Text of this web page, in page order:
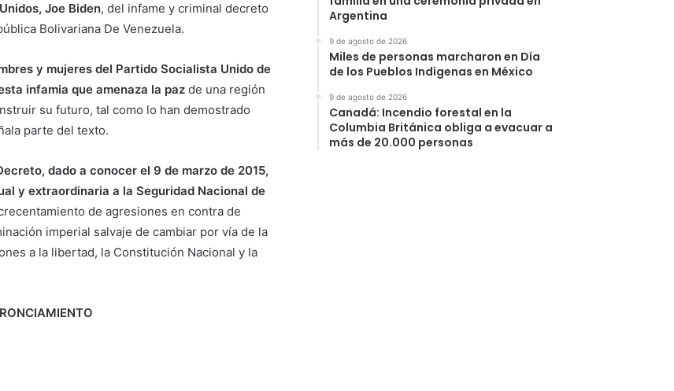
Joe Biden, del infame y criminal decreto
Bolivariana De Venezuela.
y mujeres del Partido Socialista Unido de
infamia que amenaza la paz de una región
su futuro, tal como lo han demostrado
parte del texto.
dado a conocer el 9 de marzo de 2015,
y extraordinaria a la Seguridad Nacional de
de agresiones en contra de
imperial salvaje de cambiar por vía de la
a la libertad, la Constitución Nacional y la
Argentina
9 de agosto de 2026
Miles de personas marcharon en Día
de los Pueblos Indígenas en México
9 de agosto de 2026
Canadá: Incendio forestal en la
Columbia Británica obliga a evacuar a
más de 20.000 personas